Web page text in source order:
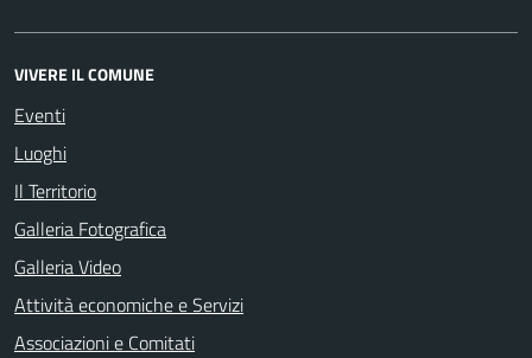
VIVERE IL COMUNE
Eventi
Luoghi
Il Territorio
Galleria Fotografica
Galleria Video
Attività economiche e Servizi
Associazioni e Comitati